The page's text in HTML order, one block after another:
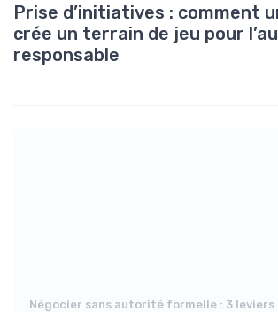
Prise d’initiatives : comment
crée un terrain de jeu pour
responsable
Négocier sans autorité formelle : 3 leviers